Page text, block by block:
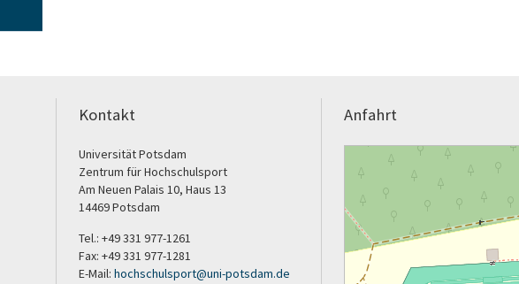
Kontakt
Universität Potsdam
Zentrum für Hochschulsport
Am Neuen Palais 10, Haus 13
14469 Potsdam
Tel.: +49 331 977-1261
Fax: +49 331 977-1281
E-Mail: hochschulsport@uni-potsdam.de
Anfahrt